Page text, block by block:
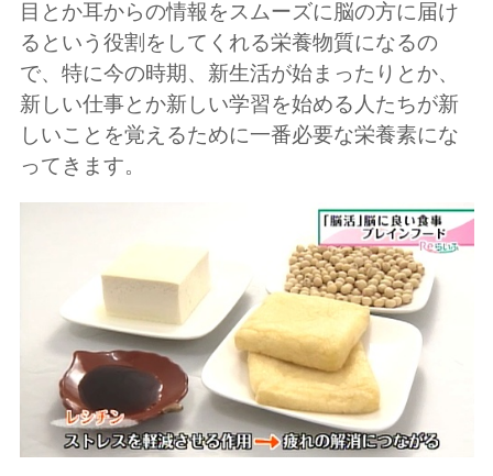
目とか耳からの情報をスムーズに脳の方に届け
るという役割をしてくれる栄養物質になるの
で、特に今の時期、新生活が始まったりとか、
新しい仕事とか新しい学習を始める人たちが新
しいことを覚えるために一番必要な栄養素にな
ってきます。